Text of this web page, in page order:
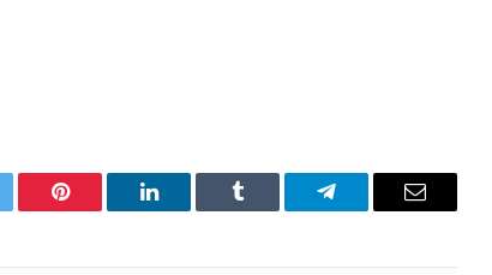
Pinterest LinkedIn Tumblr Telegram Email